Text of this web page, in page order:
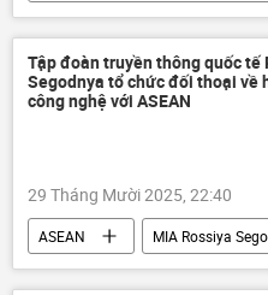
Gaza
Israel
Chính trị
Thế giới
xung đột quân sự
xung
Tập đoàn truyền thông quốc tế
Segodnya tổ chức đối thoại về
công nghệ với ASEAN
29 Tháng Mười 2025, 22:40
ASEAN
MIA Rossiya
Thế giới
Chính trị